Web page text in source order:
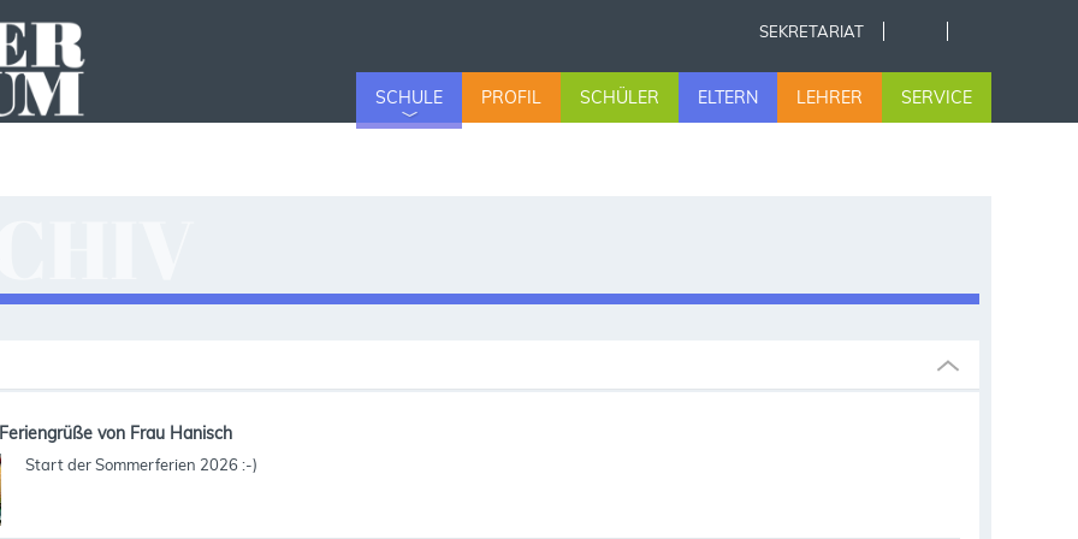
SEKRETARIAT
SCHULE PROFIL SCHÜLER ELTERN LEHRER SERVICE
Feriengrüße von Frau Hanisch
Start der Sommerferien 2026 :-)